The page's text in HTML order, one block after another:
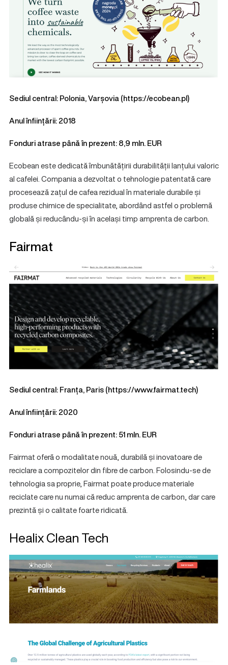
Sediul central: Polonia, Varșovia (https://ecobean.pl)
Anul înființării: 2018
Fonduri atrase până în prezent: 8,9 mln. EUR
Ecobean este dedicată îmbunătățirii durabilității lanțului valoric
al cafelei. Compania a dezvoltat o tehnologie patentată care
procesează zațul de cafea rezidual în materiale durabile și
produse chimice de specialitate, abordând astfel o problemă
globală și reducându-și în același timp amprenta de carbon.
Fairmat
Sediul central: Franța, Paris (https://www.fairmat.tech)
Anul înființării: 2020
Fonduri atrase până în prezent: 51 mln. EUR
Fairmat oferă o modalitate nouă, durabilă și inovatoare de
reciclare a compozitelor din fibre de carbon. Folosindu-se de
tehnologia sa proprie, Fairmat poate produce materiale
reciclate care nu numai că reduc amprenta de carbon, dar care
prezintă și o calitate foarte ridicată.
Healix Clean Tech